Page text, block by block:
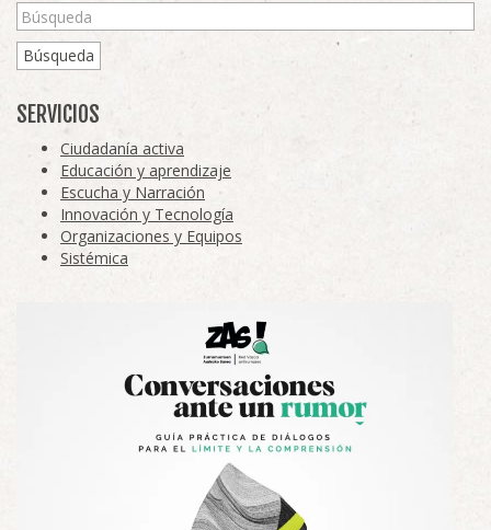
Búsqueda
SERVICIOS
Ciudadanía activa
Educación y aprendizaje
Escucha y Narración
Innovación y Tecnología
Organizaciones y Equipos
Sistémica